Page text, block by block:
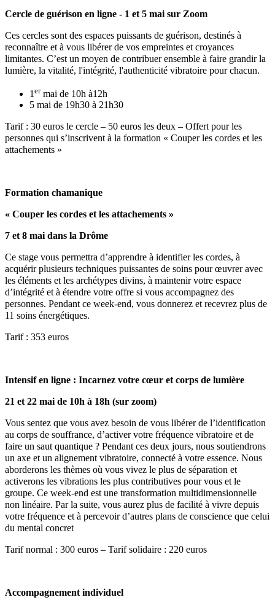
Cercle de guérison en ligne - 1 et 5 mai sur Zoom
Ces cercles sont des espaces puissants de guérison, destinés à
reconnaître et à vous libérer de vos empreintes et croyances
limitantes. C’est un moyen de contribuer ensemble à faire grandir la
lumière, la vitalité, l'intégrité, l'authenticité vibratoire pour chacun.
1 ermai de 10h à12h
5 mai de 19h30 à 21h30
Tarif : 30 euros le cercle – 50 euros les deux – Offert pour les
personnes qui s’inscrivent à la formation « Couper les cordes et les
attachements »
Formation chamanique
« Couper les cordes et les attachements »
7 et 8 mai dans la Drôme
Ce stage vous permettra d’apprendre à identifier les cordes, à
acquérir plusieurs techniques puissantes de soins pour œuvrer avec
les éléments et les archétypes divins, à maintenir votre espace
d’intégrité et à étendre votre offre si vous accompagnez des
personnes. Pendant ce week-end, vous donnerez et recevrez plus de
11 soins énergétiques.
Tarif : 353 euros
Intensif en ligne : Incarnez votre cœur et corps de lumière
21 et 22 mai de 10h à 18h (sur zoom)
Vous sentez que vous avez besoin de vous libérer de l’identification
au corps de souffrance, d’activer votre fréquence vibratoire et de
faire un saut quantique ? Pendant ces deux jours, nous soutiendrons
un axe et un alignement vibratoire, connecté à votre essence. Nous
aborderons les thèmes où vous vivez le plus de séparation et
activerons les vibrations les plus contributives pour vous et le
groupe. Ce week-end est une transformation multidimensionnelle
non linéaire. Par la suite, vous aurez plus de facilité à vivre depuis
votre fréquence et à percevoir d’autres plans de conscience que celui
du mental concret
Tarif normal : 300 euros – Tarif solidaire : 220 euros
Accompagnement individuel